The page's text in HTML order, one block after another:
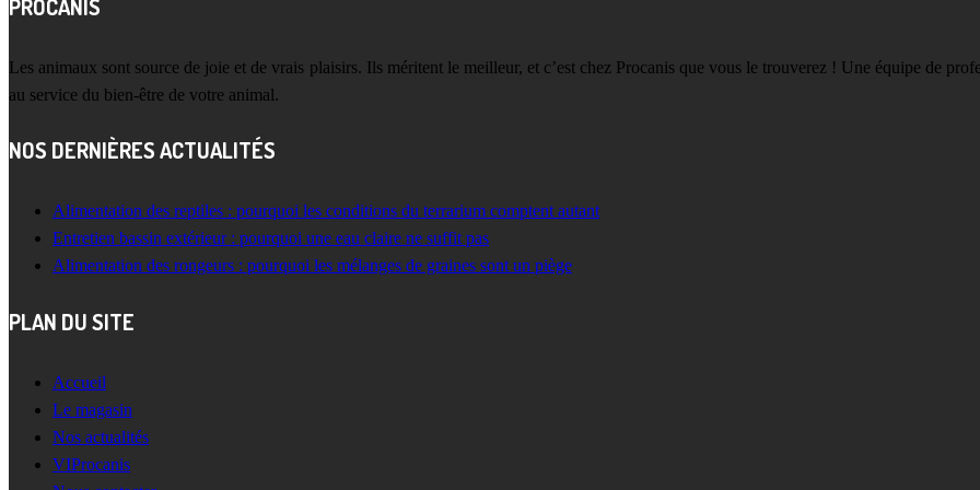
PROCANIS
Les animaux sont source de joie et de vrais plaisirs. Ils méritent le meilleur, et c’est chez Procanis que vous le trouverez ! Une équipe de
au service du bien-être de votre animal.
NOS DERNIÈRES ACTUALITÉS
Alimentation des reptiles : pourquoi les conditions du terrarium comptent autant
Entretien bassin extérieur : pourquoi une eau claire ne suffit pas
Alimentation des rongeurs : pourquoi les mélanges de graines sont un piège
PLAN DU SITE
Accueil
Le magasin
Nos actualités
VIProcanis